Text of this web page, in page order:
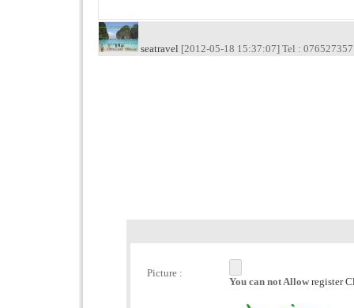
seatravel [2012-05-18 15:37:07] Tel :
Picture :
You can not Allow register